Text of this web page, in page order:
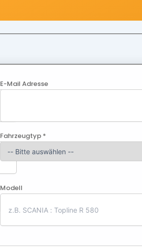
E-Mail Adresse
Fahrzeugtyp *
Modell